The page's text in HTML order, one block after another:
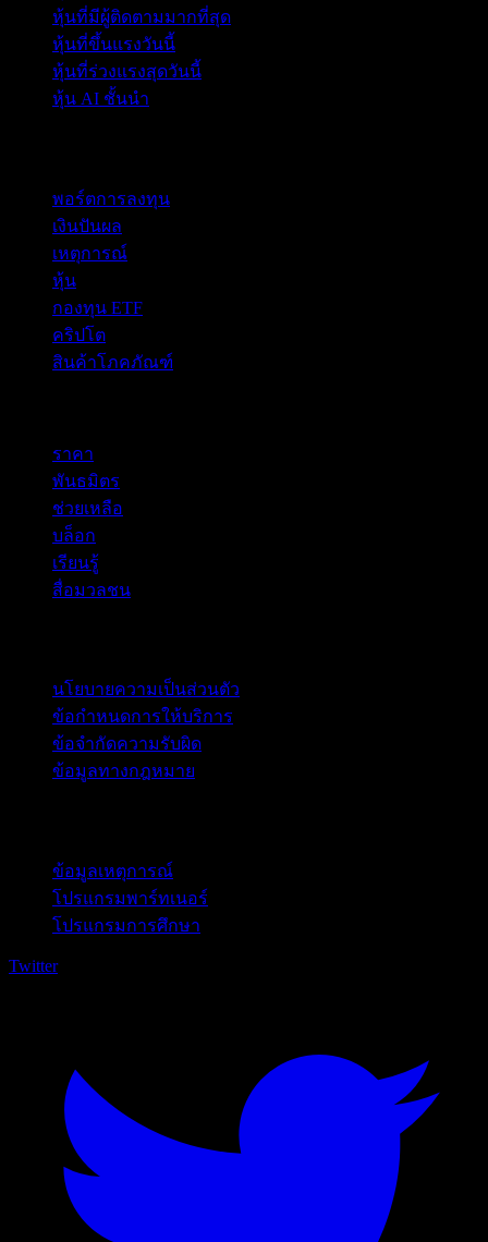
หุ้นที่มีผู้ติดตามมากที่สุด
หุ้นที่ขึ้นแรงวันนี้
หุ้นที่ร่วงแรงสุดวันนี้
หุ้น AI ชั้นนำ
พอร์ตการลงทุน
เงินปันผล
เหตุการณ์
หุ้น
กองทุน ETF
คริปโต
สินค้าโภคภัณฑ์
ราคา
พันธมิตร
ช่วยเหลือ
บล็อก
เรียนรู้
สื่อมวลชน
นโยบายความเป็นส่วนตัว
ข้อกำหนดการให้บริการ
ข้อจำกัดความรับผิด
ข้อมูลทางกฎหมาย
ข้อมูลเหตุการณ์
โปรแกรมพาร์ทเนอร์
โปรแกรมการศึกษา
Twitter